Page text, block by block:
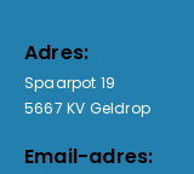
Adres:
Spaarpot 19
5667 KV Geldrop
Email-adres: